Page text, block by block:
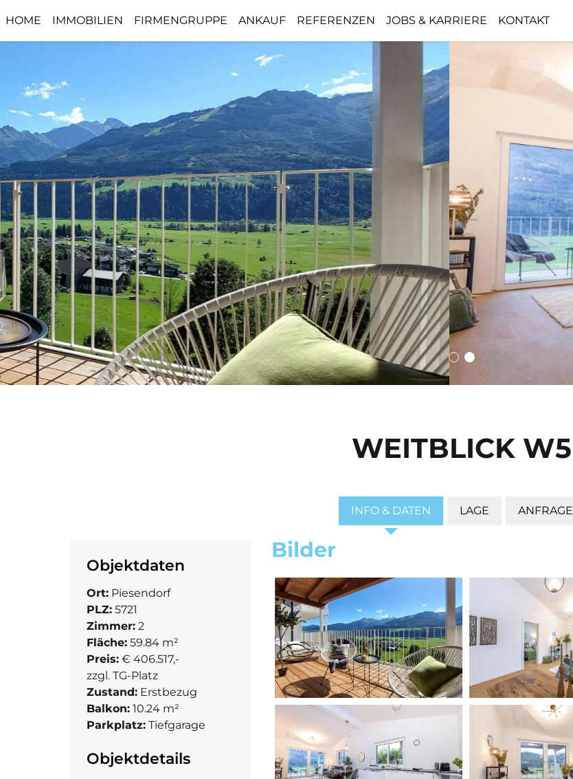
HOME IMMOBILIEN FIRMENGRUPPE ANKAUF REFERENZEN JOBS & KARRIERE KONTAKT
WEITBLICK W5
INFO & DATEN LAGE ANFRAGE
Objektdaten
Ort:Piesendorf
PLZ:5721
Zimmer:2
Fläche:59.84 m²
Preis:€ 406.517,-
zzgl. TG-Platz
Zustand:Erstbezug
Balkon:10.24 m²
Parkplatz:Tiefgarage
Objektdetails
Bilder